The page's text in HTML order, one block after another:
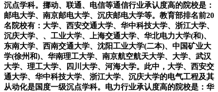
沉点学科。挪动、联通、电信等通信行业承认度高的院校是：
邮电大学、南京邮电大学、沉庆邮电大学等。教育部排名前20
名院校有：大学、西安交通大学、华中科技大学、浙江大学、
沉庆大学、、工业大学、上海交通大学、华北电力大学(和)、
东南大学、西南交通大学、沈阳工业大学(二本)、中国矿业大
学(徐州和)、华南理工大学、南京航空航天大学、大学、武汉
大学、理工大学、四川大学、河海大学。此中，大学、西安交
通大学、华中科技大学、浙江大学、沉庆大学的电气工程及其
从动化是国度一级沉点学科。电力行业承认度高的院校是：华